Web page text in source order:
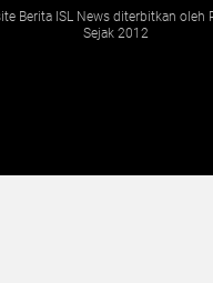
Berita ISL News diterbitkan oleh
Sejak 2012